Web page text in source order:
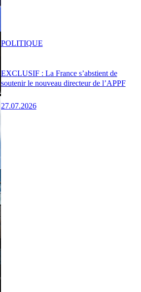
EXCLUSIF : La France s’abstient de
soutenir le nouveau directeur de l’APPF
27.07.2026
POLITIQUE